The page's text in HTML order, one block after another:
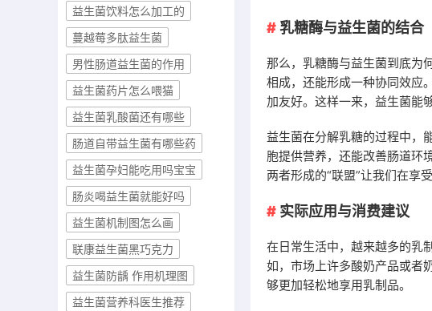
益生菌饮料怎么加工的
蔓越莓多肽益生菌
男性肠道益生菌的作用
益生菌药片怎么喂猫
益生菌乳酸菌还有哪些
肠道自带益生菌有哪些药
益生菌孕妇能吃用吗宝宝
肠炎喝益生菌就能好吗
益生菌机制图怎么画
联康益生菌黑巧克力
益生菌防龋 作用机理图
益生菌营养科医生推荐
乳糖酶与益生菌的结合
那么，乳糖酶与益生菌到底
相成，还能形成一种协同效应
加友好。这样一来，益生菌能
益生菌在分解乳糖的过程中，
胞提供营养，还能改善肠道
两者形成的“联盟”让我们在享
实际应用与消费建议
在日常生活中，越来越多的乳
如，市场上许多酸奶产品或者
够更加轻松地享用乳制品。